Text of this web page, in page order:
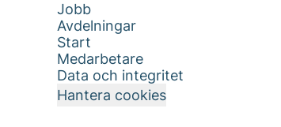
Jobb
Avdelningar
Start
Medarbetare
Data och integritet
Hantera cookies